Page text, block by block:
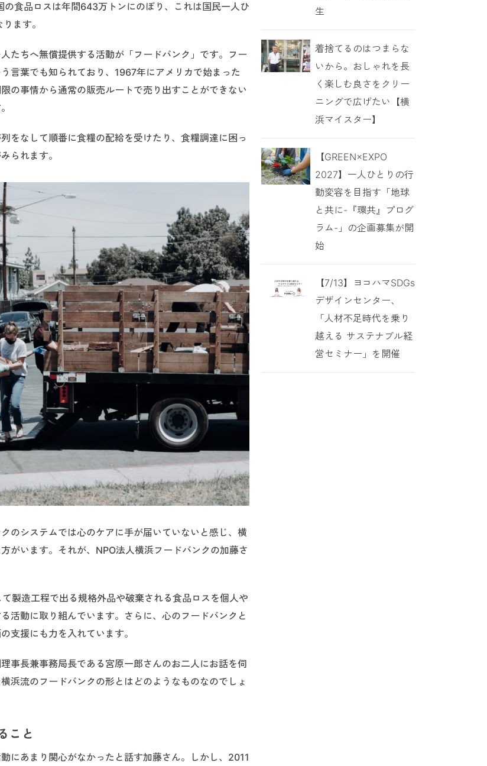
食品ロスは年間643万トンにのぼり、これは国民一人ひ
ます。
たちへ無償提供する活動が「フードバンク」です。フー
言葉でも知られており、1967年にアメリカで始まった
の事情から通常の販売ルートで売り出すことができない
をなして順番に食糧の配給を受けたり、食糧調達に困っ
られます。
のシステムでは心のケアに手が届いていないと感じ、横
がいます。それが、NPO法人横浜フードバンクの加藤さ
製造工程で出る規格外品や破棄される食品ロスを個人や
活動に取り組んでいます。さらに、心のフードバンクと
支援にも力を入れています。
事長兼事務局長である宮原一郎さんのお二人にお話を伺
浜流のフードバンクの形とはどのようなものなのでしょ
こと
あまり関心がなかったと話す加藤さん。しかし、2011
生
着捨てるのはつまらな
いから。おしゃれを長
く楽しむ良さをクリー
ニングで広げたい【横
浜マイスター】
【GREEN×EXPO
2027】一人ひとりの行
動変容を目指す「地球
と共に-『環共』プログ
ラム-」の企画募集が開
始
【7/13】ヨコハマSDGs
デザインセンター、
「人材不足時代を乗り
越える サステナブル経
営セミナー」を開催